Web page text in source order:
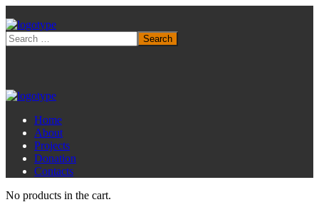
Home
About
Projects
Donation
Contacts
No products in the cart.